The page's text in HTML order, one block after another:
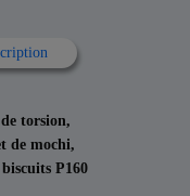
torsion,
de mochi,
P160